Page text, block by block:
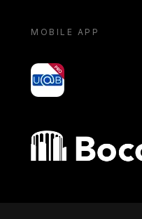
MOBILE APP
yoU@B
Bocconi shop